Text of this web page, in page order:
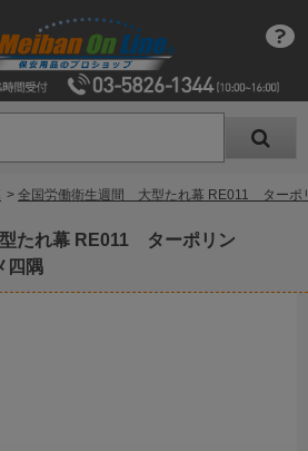
> 全国労働衛生週間 大型たれ幕 RE011 ター
たれ幕 RE011 ターポリン
四隅